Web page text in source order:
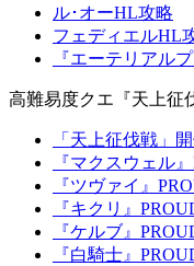
ル･オーHL攻略
フェディエルHL
『エーテリアル
高難易度クエ『天上征
「天上征伐戦」
『マクスウェル
『ツヴァイ』
『キクリ』
『ケルブ』
『白騎士』